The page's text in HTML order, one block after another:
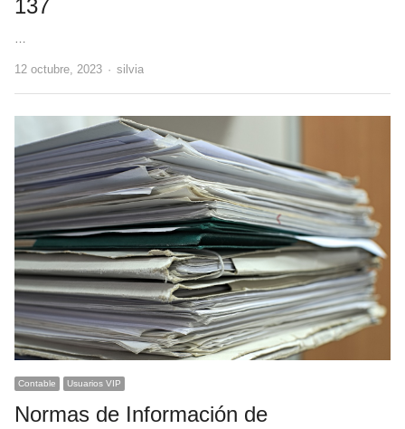
137
…
12 octubre, 2023 Author
silvia
Contable Usuarios VIP
Normas de Información de